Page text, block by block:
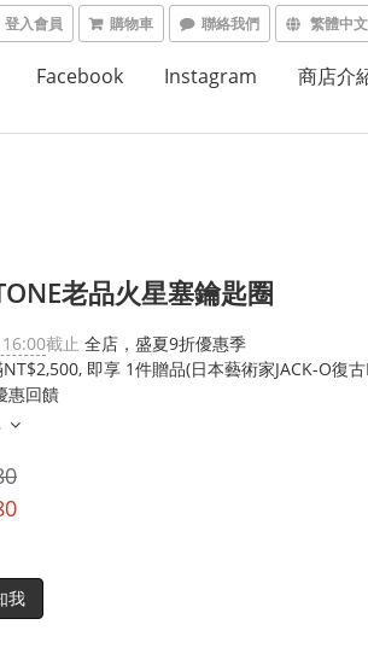
登入會員 購物車 聯絡我們 繁體中文
Facebook Instagram 商店介
老品火星塞鑰匙圈
截止 全店，盛夏9折優惠季
即享 1件贈品(日本藝術家JACK-O復古
惠回饋
我